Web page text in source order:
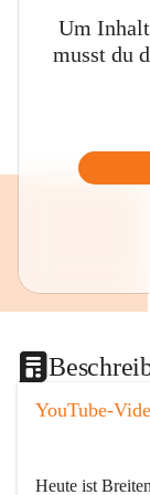
Um
musst du
YouTube-
Heute ist